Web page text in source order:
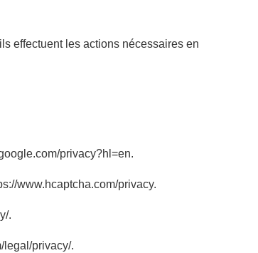
effectuent les actions nécessaires en
privacy?hl=en.
www.hcaptcha.com/privacy.
.
legal/privacy/.